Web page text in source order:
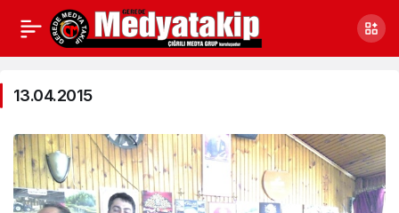
13.04.2015
Haberleri
13.04.2015